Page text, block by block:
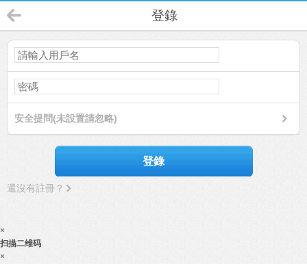
登錄
安全提問(未設置請忽略)
登錄
還沒有註冊？
×
扫描二维码
×